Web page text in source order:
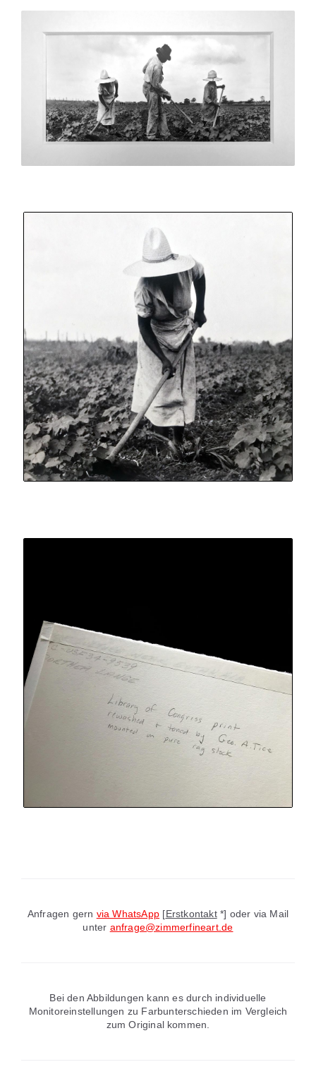
Anfragen gern via WhatsApp [Erstkontakt*] oder via Mail
unter anfrage@zimmerfineart.de
Bei den Abbildungen kann es durch individuelle
Monitoreinstellungen zu Farbunterschieden im Vergleich
zum Original kommen.